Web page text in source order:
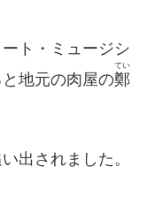
ト・ミュージシ
地元の肉屋の鄭
てい
出されました。